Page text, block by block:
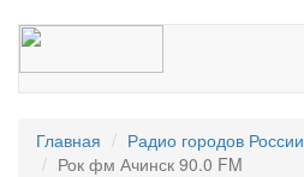
Главная Радио городов России
Рок фм Ачинск 90.0 FM